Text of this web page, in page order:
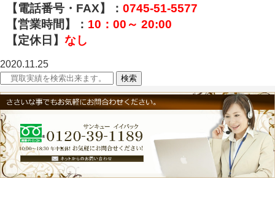
【電話番号・FAX】： 0745-51-5577
【営業時間】： 10：00～ 20:00
【定休日】 なし
2020.11.25